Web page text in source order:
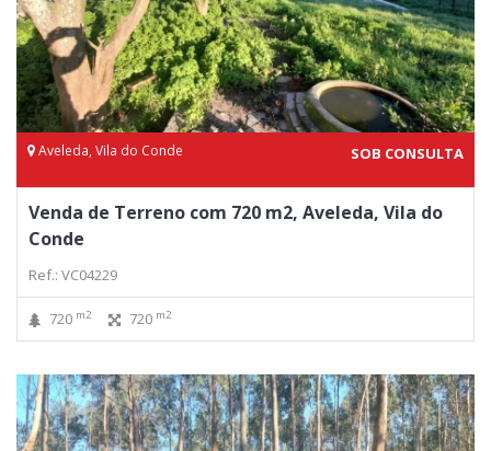
Aveleda, Vila do Conde SOB CONSULTA
Venda de Terreno com 720 m2, Aveleda, Vila do
Conde
Ref.: VC04229
720 m2 720 m2